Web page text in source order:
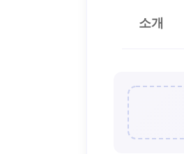
소개